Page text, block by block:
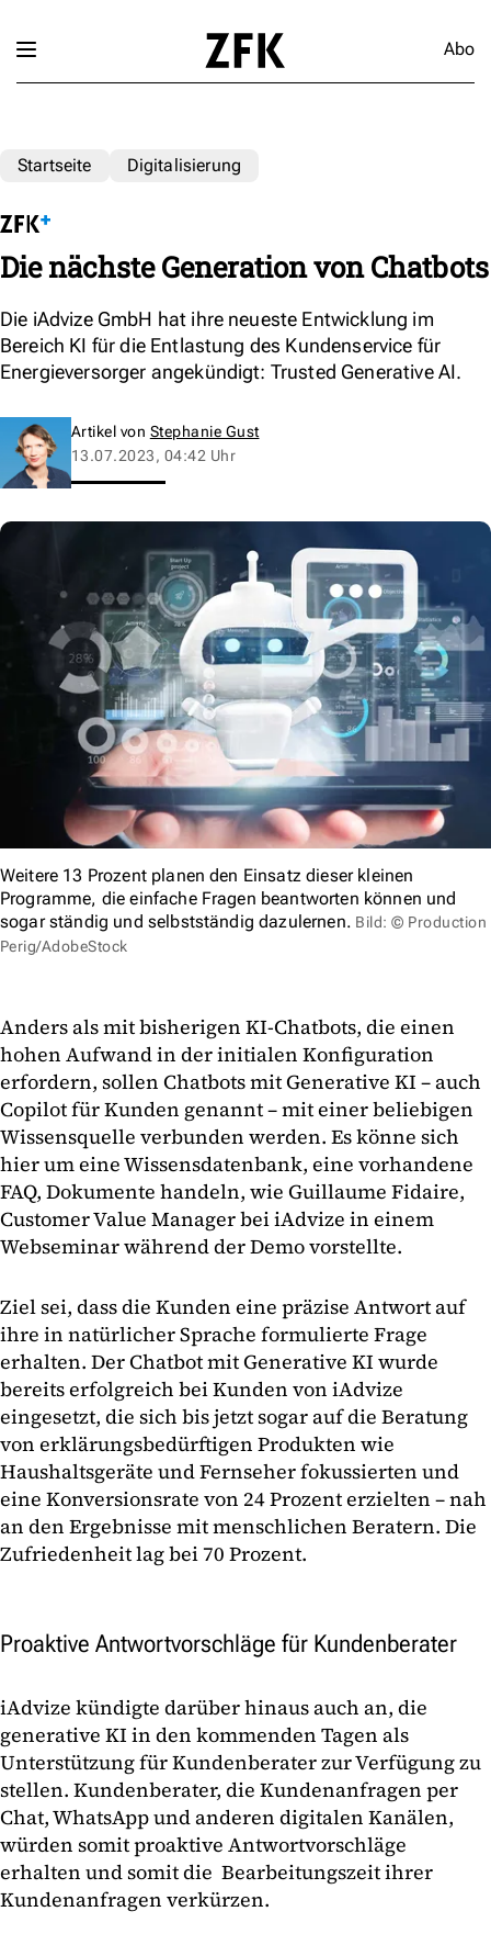
Abo
Startseite Digitalisierung
Die nächste Generation von Chatbots
Die iAdvize GmbH hat ihre neueste Entwicklung im
Bereich KI für die Entlastung des Kundenservice für
Energieversorger angekündigt: Trusted Generative AI.
Artikel von Stephanie Gust
13.07.2023, 04:42 Uhr
Weitere 13 Prozent planen den Einsatz dieser kleinen
Programme, die einfache Fragen beantworten können und
sogar ständig und selbstständig dazulernen. Bild: © Production
Perig/AdobeStock
Anders als mit bisherigen KI-Chatbots, die einen
hohen Aufwand in der initialen Konfiguration
erfordern, sollen Chatbots mit Generative KI – auch
Copilot für Kunden genannt – mit einer beliebigen
Wissensquelle verbunden werden. Es könne sich
hier um eine Wissensdatenbank, eine vorhandene
FAQ, Dokumente handeln, wie Guillaume Fidaire,
Customer Value Manager bei iAdvize in einem
Webseminar während der Demo vorstellte.
Ziel sei, dass die Kunden eine präzise Antwort auf
ihre in natürlicher Sprache formulierte Frage
erhalten. Der Chatbot mit Generative KI wurde
bereits erfolgreich bei Kunden von iAdvize
eingesetzt, die sich bis jetzt sogar auf die Beratung
von erklärungsbedürftigen Produkten wie
Haushaltsgeräte und Fernseher fokussierten und
eine Konversionsrate von 24 Prozent erzielten – nah
an den Ergebnisse mit menschlichen Beratern. Die
Zufriedenheit lag bei 70 Prozent.
Proaktive Antwortvorschläge für Kundenberater
iAdvize kündigte darüber hinaus auch an, die
generative KI in den kommenden Tagen als
Unterstützung für Kundenberater zur Verfügung zu
stellen. Kundenberater, die Kundenanfragen per
Chat, WhatsApp und anderen digitalen Kanälen,
würden somit proaktive Antwortvorschläge
erhalten und somit die Bearbeitungszeit ihrer
Kundenanfragen verkürzen.